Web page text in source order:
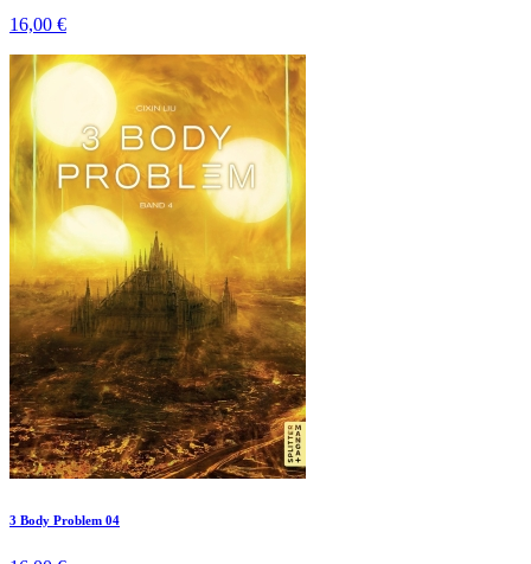
16,00 €
3 Body Problem 04